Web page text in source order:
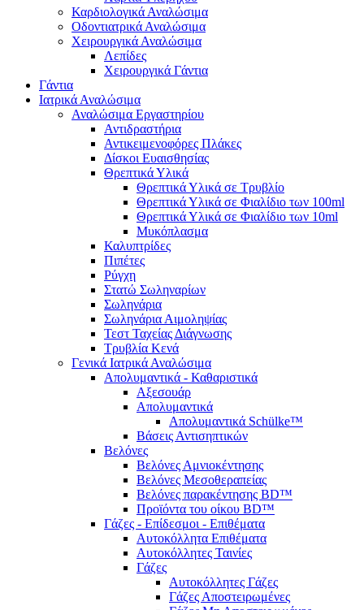
Καρδιολογικά Αναλώσιμα
Οδοντιατρικά Αναλώσιμα
Χειρουργικά Αναλώσιμα
Λεπίδες
Χειρουργικά Γάντια
Γάντια
Ιατρικά Αναλώσιμα
Αναλώσιμα Εργαστηρίου
Αντιδραστήρια
Αντικειμενοφόρες Πλάκες
Δίσκοι Ευαισθησίας
Θρεπτικά Υλικά
Θρεπτικά Υλικά σε Τρυβλίο
Θρεπτικά Υλικά σε Φιαλίδιο των 100ml
Θρεπτικά Υλικά σε Φιαλίδιο των 10ml
Μυκόπλασμα
Καλυπτρίδες
Πιπέτες
Ρύγχη
Στατώ Σωληναρίων
Σωληνάρια
Σωληνάρια Αιμοληψίας
Τεστ Ταχείας Διάγνωσης
Τρυβλία Κενά
Γενικά Ιατρικά Αναλώσιμα
Απολυμαντικά - Καθαριστικά
Αξεσουάρ
Απολυμαντικά
Απολυμαντικά Schülke™
Βάσεις Αντισηπτικών
Βελόνες
Βελόνες Αμνιοκέντησης
Βελόνες Μεσοθεραπείας
Βελόνες παρακέντησης BD™
Προϊόντα του οίκου BD™
Γάζες - Επίδεσμοι - Επιθέματα
Αυτοκόλλητα Επιθέματα
Αυτοκόλλητες Ταινίες
Γάζες
Αυτοκόλλητες Γάζες
Γάζες Αποστειρωμένες